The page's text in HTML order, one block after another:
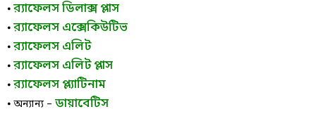
⦁র‌্যাফেলস ডিলাক্স প্লাস
⦁র‌্যাফেলস এক্সেকিউটিভ
⦁র‌্যাফেলস এলিট
⦁র‌্যাফেলস এলিট প্লাস
⦁র‌্যাফেলস প্ল্যাটিনাম
⦁ অন্যান্য –ডায়াবেটিস